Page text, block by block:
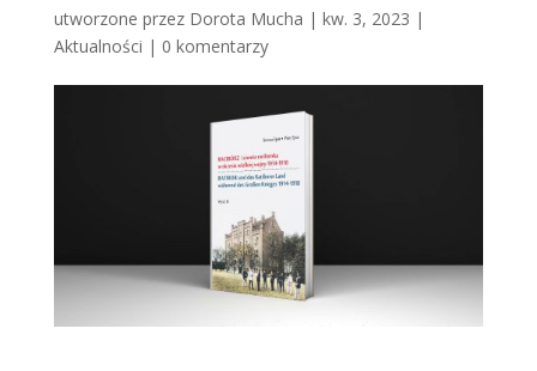
utworzone przez Dorota Mucha | kw. 3, 2023 |
Aktualności | 0 komentarzy